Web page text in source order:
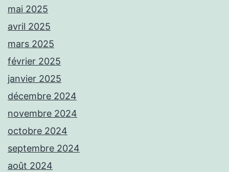
mai 2025
avril 2025
mars 2025
février 2025
janvier 2025
décembre 2024
novembre 2024
octobre 2024
septembre 2024
août 2024